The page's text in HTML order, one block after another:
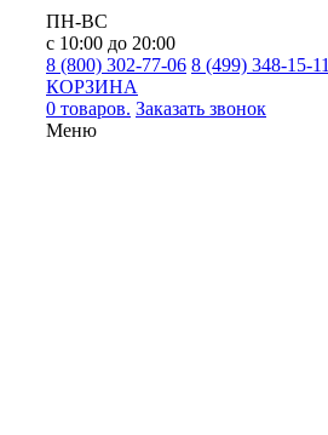
ПН-ВС
с 10:00 до 20:00
8 (800) 302-77-06 8 (499) 348-15-11
КОРЗИНА
0 товаров. Заказать звонок
Меню